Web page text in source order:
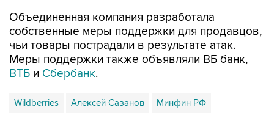
Объединенная компания разработала
собственные меры поддержки для продавцов,
чьи товары пострадали в результате атак.
Меры поддержки также объявляли ВБ банк,
ВТБ и Сбербанк.
Wildberries Алексей Сазанов Минфин РФ